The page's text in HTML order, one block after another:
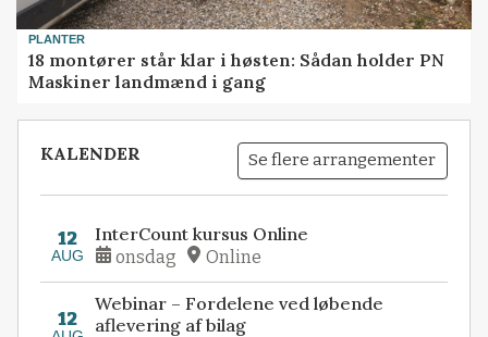
PLANTER
18 montører står klar i høsten: Sådan holder PN
Maskiner landmænd i gang
KALENDER Se flere arrangementer
12
AUG
InterCount kursus Online
onsdag Online
12
Webinar – Fordelene ved løbende
aflevering af bilag